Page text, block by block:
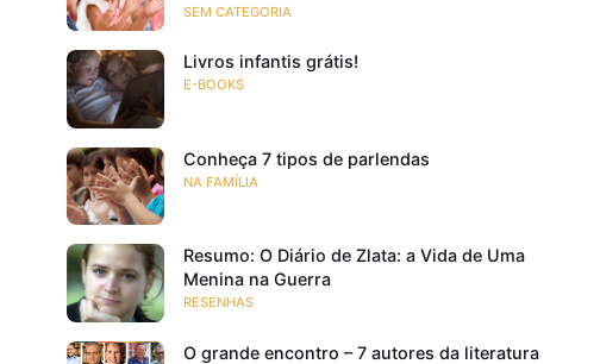
SEM CATEGORIA
Livros infantis grátis!
E-BOOKS
Conheça 7 tipos de parlendas
NA FAMÍLIA
Resumo: O Diário de Zlata: a Vida de Uma
Menina na Guerra
RESENHAS
O grande encontro – 7 autores da literatura